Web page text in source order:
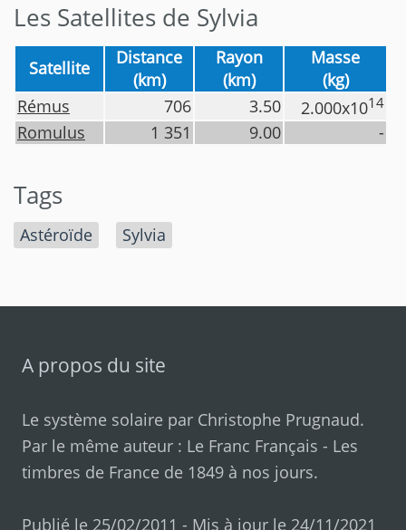
Les Satellites de Sylvia
Satellite
Distance
(km)
Rayon
(km)
Masse
(kg)
Rémus
706 3.50 2.000x1014
Romulus 1 351 9.00 -
Tags
Astéroïde Sylvia
A propos du site
Le système solaire par Christophe Prugnaud.
Par le même auteur : Le Franc Français - Les
timbres de France de 1849 à nos jours.
Publié le 25/02/2011 - Mis à jour le 24/11/2021